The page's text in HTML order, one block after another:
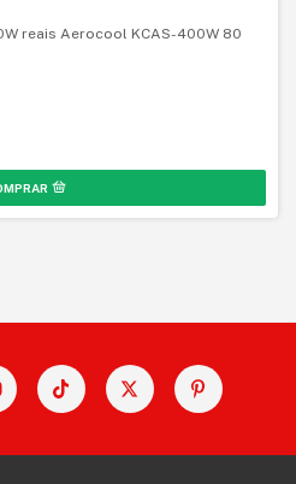
reais Aerocool KCAS-400W 80